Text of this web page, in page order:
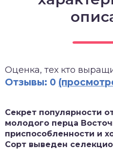
Оценка, тех кто
Отзывы: 0
Секрет популярности
молодого перца
приспособленности и
Сорт выведен